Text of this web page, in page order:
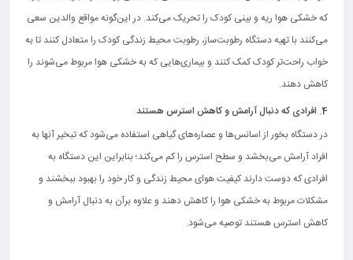
که خشکی هوا ریه و بینی کودک را تحریک می‌کند. در این‌گونه مواقع والدین سعی
می‌کنند با تهیه دستگاه رطوبت‌ساز، رطوبت محیط زندگی کودک را متعادل کنند تا به
خواب راحت‌تر کودک کمک کنند و بیماری‌هایی که به خشکی هوا مربوط می‌شوند را
کاهش دهند.
4. افرادی که دنبال آرامش و کاهش استرس هستند
در دستگاه بخور از اسانس‌ها و عصاره‌های گیاهی استفاده می‌شود که تبخیر آنها به
افراد آرامش می‌بخشد و سطح استرس را کم می‌کند؛ بنابراین این دستگاه به
افرادی که دوست دارند کیفیت هوای محیط زندگی و کار خود را بهبود ببخشند و
مشکلات مربوط به خشکی هوا را کاهش دهند و علاوه برآن به دنبال آرامش و
کاهش استرس هستند توصیه می‌شود.